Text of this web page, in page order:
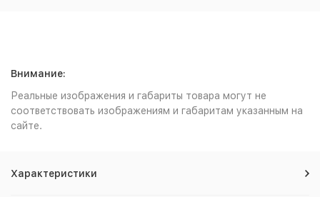
Внимание:
Реальные изображения и габариты товара могут не
соответствовать изображениям и габаритам указанным на
сайте.
Характеристики